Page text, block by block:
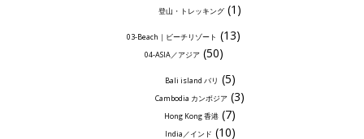
登山・トレッキング (1)
03-Beach｜ビーチリゾート (13)
04-ASIA／アジア(50)
Bali island バリ (5)
Cambodia カンボジア (3)
Hong Kong 香港 (7)
India／インド (10)